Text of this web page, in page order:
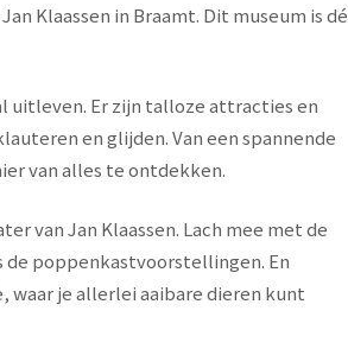
Klaassen in Braamt. Dit museum is dé
uitleven. Er zijn talloze attracties en
en glijden. Van een spannende
van alles te ontdekken.
van Jan Klaassen. Lach mee met de
de poppenkastvoorstellingen. En
waar je allerlei aaibare dieren kunt